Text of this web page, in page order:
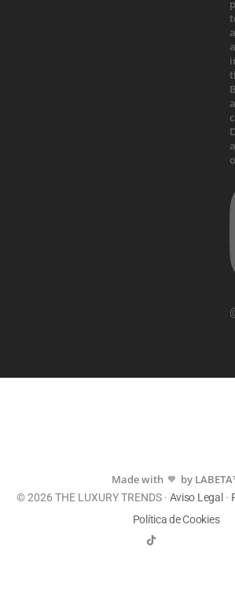
Made with 💙 by
© 2026 THE LUXURY TRENDS · Aviso Legal ·
Política de Cookies